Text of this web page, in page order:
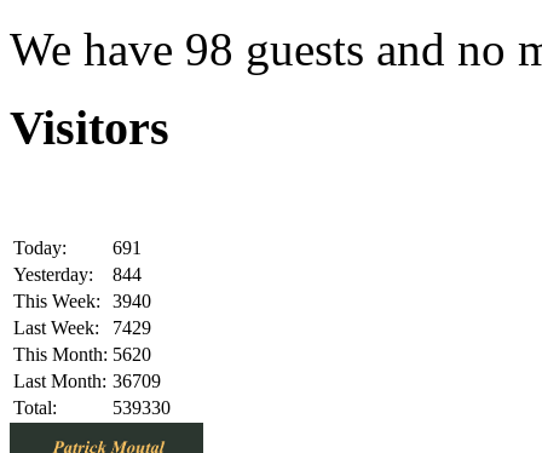
We have 98 guests and no
Visitors
Today:
691
Yesterday:
844
This Week:
3940
Last Week:
7429
This Month: 5620
Last Month: 36709
Total:
539330